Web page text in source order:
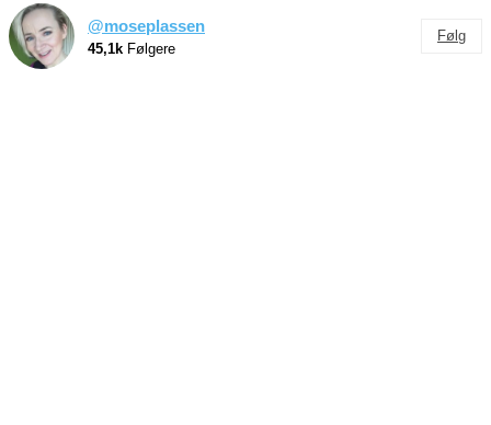
@moseplassen
45,1k Følgere
Følg